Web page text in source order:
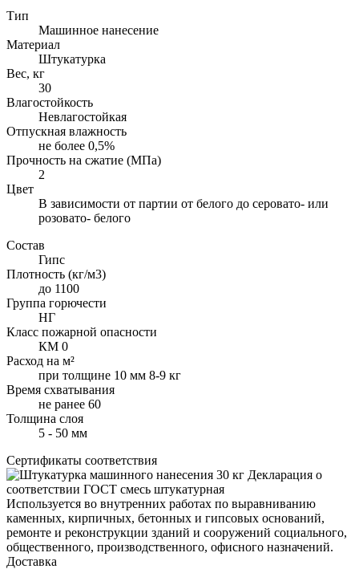
Тип
Машинное нанесение
Материал
Штукатурка
Вес, кг
30
Влагостойкость
Невлагостойкая
Отпускная влажность
не более 0,5%
Прочность на сжатие (МПа)
2
Цвет
В зависимости от партии от белого до серовато- или
розовато- белого
Состав
Гипс
Плотность (кг/м3)
до 1100
Группа горючести
НГ
Класс пожарной опасности
КМ 0
Расход на м²
при толщине 10 мм 8-9 кг
Время схватывания
не ранее 60
Толщина слоя
5 - 50 мм
Сертификаты соответствия
Декларация о
соответствии ГОСТ смесь штукатурная
Используется во внутренних работах по выравниванию
каменных, кирпичных, бетонных и гипсовых оснований,
ремонте и реконструкции зданий и сооружений социального,
общественного, производственного, офисного назначений.
Доставка